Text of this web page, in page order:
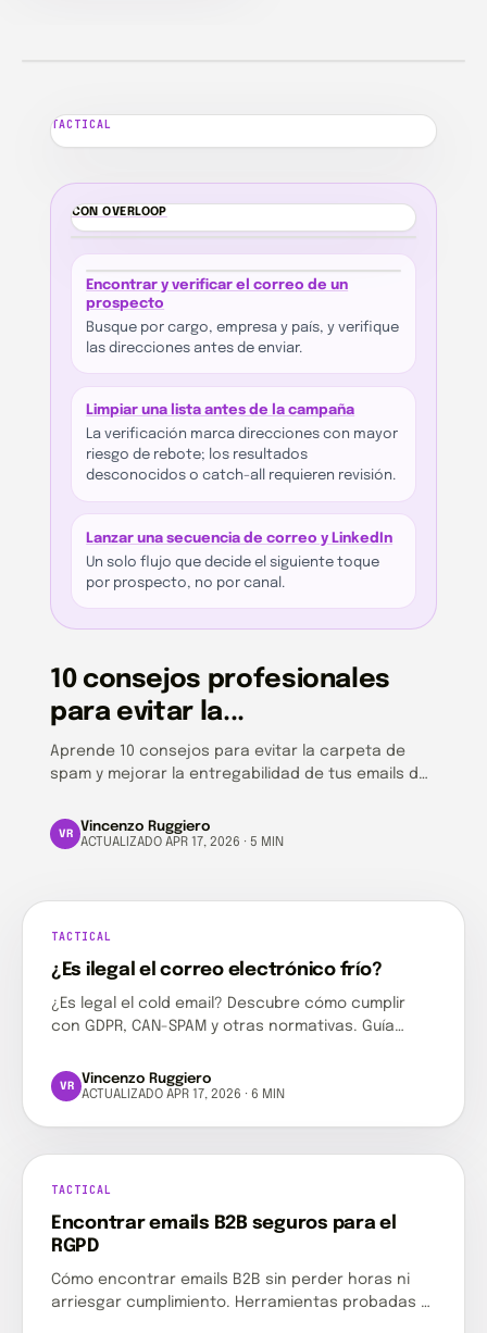
10 consejos
evitar la...
TACTICAL
CON OVERLOOP
Encontrar y verificar el correo de un
prospecto
Busque por cargo, empresa y país, y verifique
las direcciones antes de enviar.
Limpiar una lista antes de la campaña
La verificación marca direcciones con mayor
riesgo de rebote; los resultados
desconocidos o catch-all requieren revisión.
Lanzar una secuencia de correo y LinkedIn
Un solo flujo que decide el siguiente toque
por prospecto, no por canal.
10 consejos profesionales
para evitar la...
Aprende 10 consejos para evitar la carpeta de
spam y mejorar la entregabilidad de tus emails de
VR Vincenzo Ruggiero
ACTUALIZADO APR 17, 2026 · 5 MIN
TACTICAL
¿Es ilegal el correo electrónico
frío?
TACTICAL
¿Es ilegal el correo electrónico frío?
¿Es legal el cold email? Descubre cómo cumplir
con GDPR, CAN-SPAM y otras normativas. Guía
VR Vincenzo Ruggiero
ACTUALIZADO APR 17, 2026 · 6 MIN
TACTICAL
Encontrar emails B2B seguros para
el RGPD
TACTICAL
Encontrar emails B2B seguros para el
RGPD
Cómo encontrar emails B2B sin perder horas ni
arriesgar cumplimiento. Herramientas probadas y